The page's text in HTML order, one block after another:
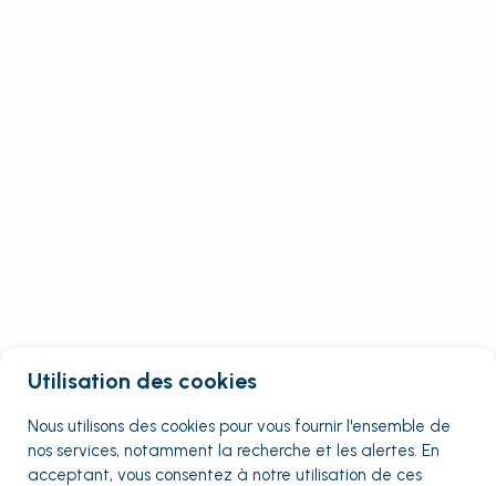
Utilisation des cookies
Nous utilisons des cookies pour vous fournir l'ensemble de
nos services, notamment la recherche et les alertes. En
acceptant, vous consentez à notre utilisation de ces